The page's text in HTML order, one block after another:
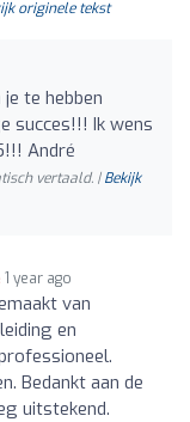
originele tekst
te hebben
succes!!! Ik wens
André
vertaald. |Bekijk
1 year ago
van
en
Bedankt aan de
uitstekend.